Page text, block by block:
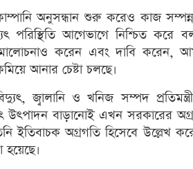
অনুসন্ধান শুরু করেও কাজ সম্পন্ন
পরিস্থিতি আগেভাগে নিশ্চিত করে
করেন এবং দাবি করেন,
আনার চেষ্টা চলছে।
জ্বালানি ও খনিজ সম্পদ
উৎপাদন বাড়ানোই এখন সরকারের
ইতিবাচক অগ্রগতি হিসেবে উল্লেখ